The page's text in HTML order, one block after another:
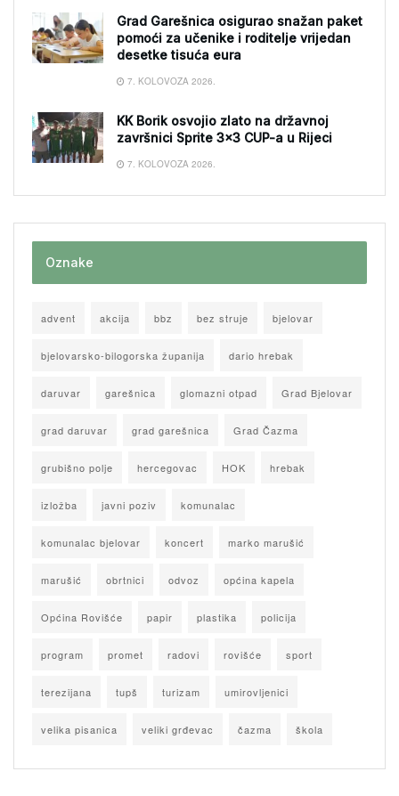
Grad Garešnica osigurao snažan paket
pomoći za učenike i roditelje vrijedan
desetke tisuća eura
7. KOLOVOZA 2026.
KK Borik osvojio zlato na državnoj
završnici Sprite 3×3 CUP-a u Rijeci
7. KOLOVOZA 2026.
Oznake
advent akcija bbz bez struje bjelovar
bjelovarsko-bilogorska županija dario hrebak
daruvar garešnica glomazni otpad Grad Bjelovar
grad daruvar grad garešnica Grad Čazma
grubišno polje hercegovac HOK hrebak
izložba javni poziv komunalac
komunalac bjelovar koncert marko marušić
marušić obrtnici odvoz općina kapela
Općina Rovišće papir plastika policija
program promet radovi rovišće sport
terezijana tupš turizam umirovljenici
velika pisanica veliki grđevac čazma škola